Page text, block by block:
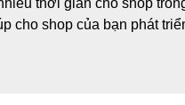
thời gian cho shop
cho shop của bạn phát